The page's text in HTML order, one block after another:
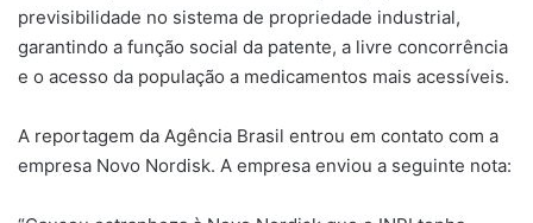
previsibilidade no sistema de propriedade industrial,
garantindo a função social da patente, a livre concorrência
e o acesso da população a medicamentos mais acessíveis.
A reportagem da Agência Brasil entrou em contato com a
empresa Novo Nordisk. A empresa enviou a seguinte nota: